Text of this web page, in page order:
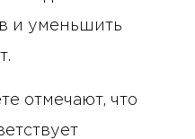
и уменьшить
отмечают, что